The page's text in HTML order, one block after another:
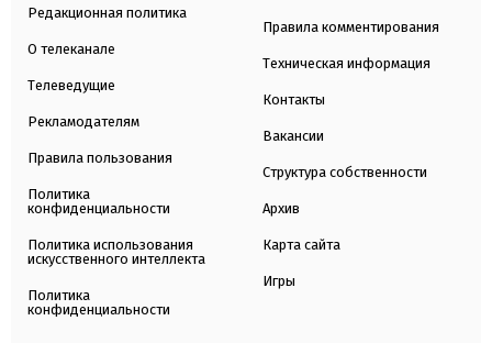
Редакционная политика
О телеканале
Телеведущие
Рекламодателям
Правила пользования
Политика
конфиденциальности
Политика использования
искусственного интеллекта
Политика
конфиденциальности
Правила комментирования
Техническая информация
Контакты
Вакансии
Структура собственности
Архив
Карта сайта
Игры